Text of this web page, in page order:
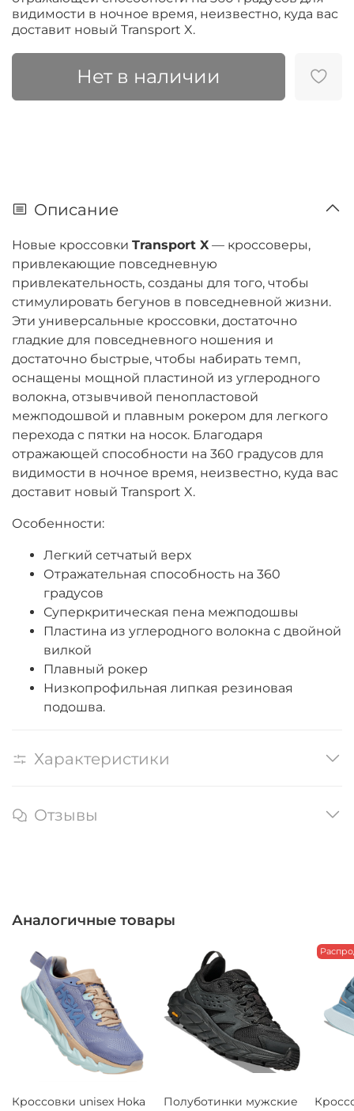
Нет в наличии
видимости в ночное время, неизвестно, куда вас
доставит новый Transport X.
Описание
Новые кроссовки Transport X — кроссоверы,
привлекающие повседневную
привлекательность, созданы для того, чтобы
стимулировать бегунов в повседневной жизни.
Эти универсальные кроссовки, достаточно
гладкие для повседневного ношения и
достаточно быстрые, чтобы набирать темп,
оснащены мощной пластиной из углеродного
волокна, отзывчивой пенопластовой
межподошвой и плавным рокером для легкого
перехода с пятки на носок. Благодаря
отражающей способности на 360 градусов для
видимости в ночное время, неизвестно, куда вас
доставит новый Transport X.
Особенности:
Легкий сетчатый верх
Отражательная способность на 360
градусов
Суперкритическая пена межподошвы
Пластина из углеродного волокна с двойной
вилкой
Плавный рокер
Низкопрофильная липкая резиновая
подошва.
Характеристики
Отзывы
Аналогичные товары
Кроссовки unisex Hoka
Полуботинки мужские